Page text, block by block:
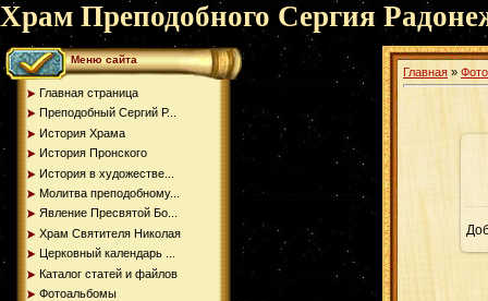
Храм Преподобного Сергия
Меню сайта
Главная страница
Преподобный Сергий Р...
История Храма
История Пронского
История в художестве...
Молитва преподобному...
Явление Пресвятой Бо...
Храм Святителя Николая
Церковный календарь ...
Каталог статей и файлов
Фотоальбомы
Главная »